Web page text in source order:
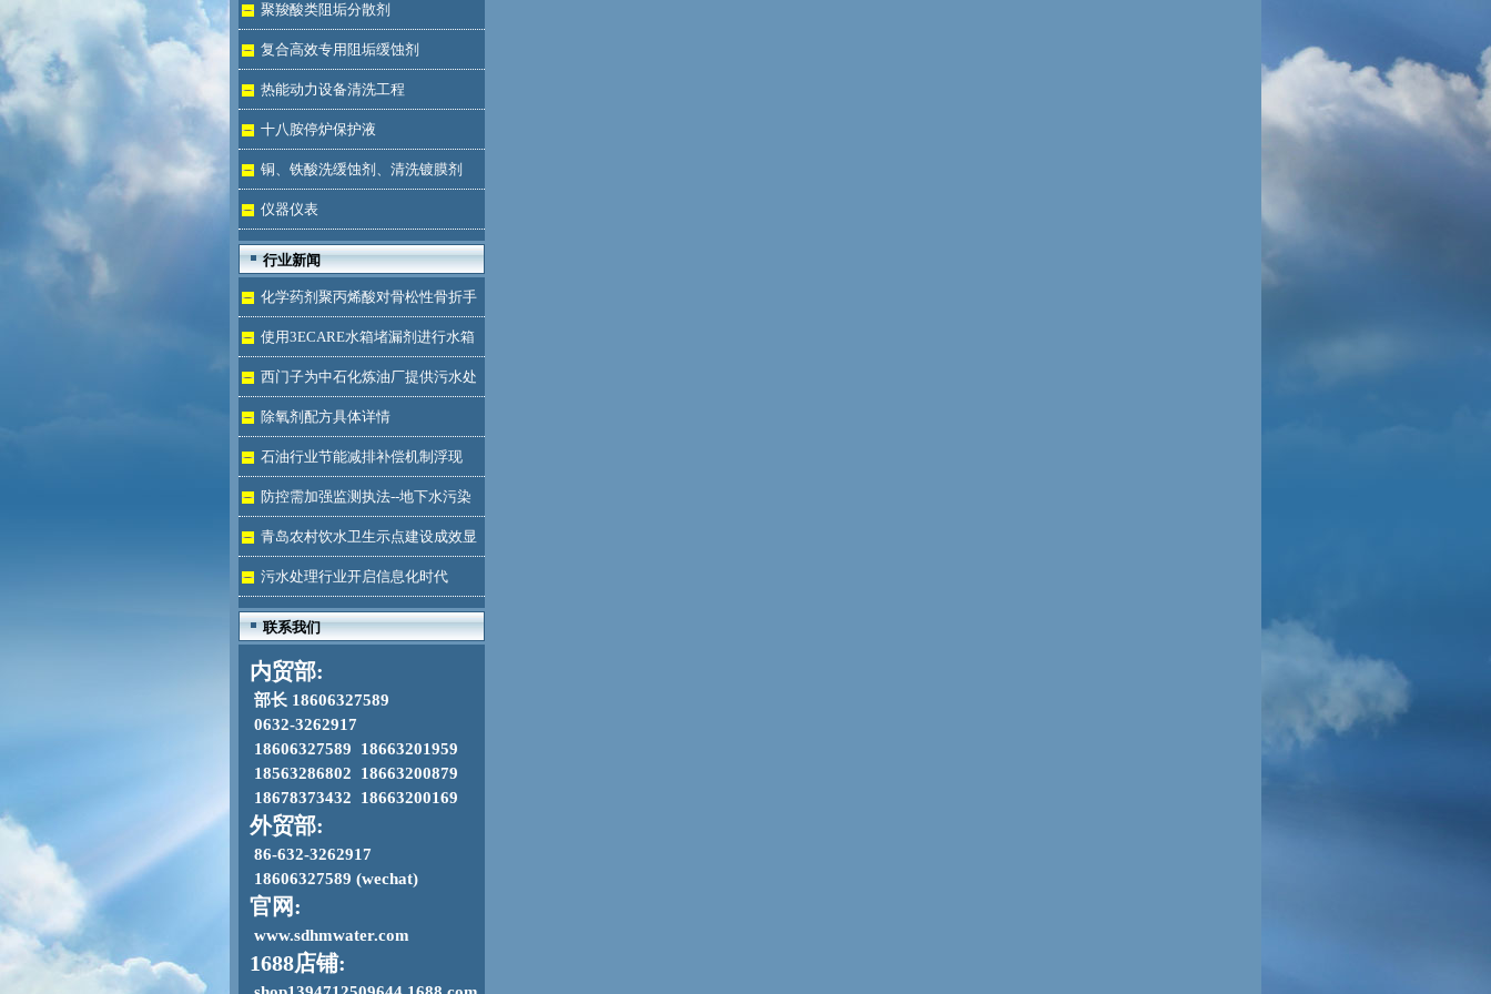
液体聚羧酸类阻垢分散剂
复合高效专用阻垢缓蚀剂
热能动力设备清洗工程
十八胺停炉保护液
铜、铁酸洗缓蚀剂、清洗镀膜剂
仪器仪表
行业新闻
化学药剂聚丙烯酸对骨松性骨折手
术成功的用途
使用3ECARE水箱堵漏剂进行水箱
免拆堵漏的维修保养技术
西门子为中石化炼油厂提供污水处
理技术除氧剂配方具体详情
石油行业节能减排补偿机制浮现
防控需加强监测执法--地下水污染
加剧青岛农村饮水卫生示点建设成效显
著 污水处理行业开启信息化时代
联系我们
内贸部:
部长 18606327589
0632-3262917
18606327589 18663201959
18563286802 18663200879
18678373432 18663200169
外贸部:
86-632-3262917
18606327589 (wechat)
官网:
www.sdhmwater.com
1688店铺: